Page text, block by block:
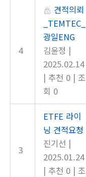
4
견적의뢰
_TEMTEC_
광일ENG
김윤정 |
2025.02.14
| 추천 0 | 조
회 0
3
ETFE 라이
닝 견적요청
진기선 |
2025.01.24
| 추천 0 | 조